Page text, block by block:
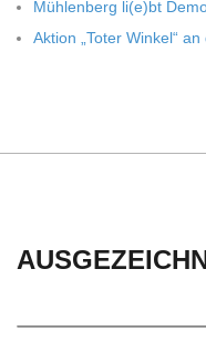
Müh­len­berg li(e)bt
Aktion „Toter Win­kel“